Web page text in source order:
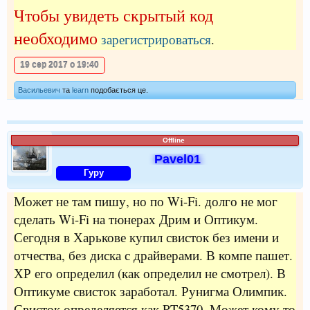
Чтобы увидеть скрытый код
необходимо зарегистрироваться.
19 сер 2017 о 19:40
Васильевич та learn подобається це.
Offline
Pavel01
Гуру
Может не там пишу, но по Wi-Fi. долго не мог
сделать Wi-Fi на тюнерах Дрим и Оптикум.
Сегодня в Харькове купил свисток без имени и
отчества, без диска с драйверами. В компе пашет.
ХР его определил (как определил не смотрел). В
Оптикуме свисток заработал. Рунигма Олимпик.